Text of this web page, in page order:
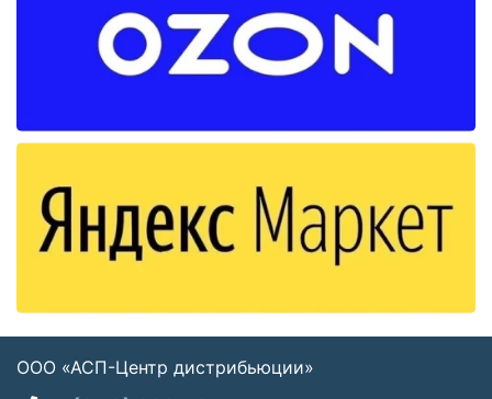
ООО «АСП-Центр дистрибьюции»